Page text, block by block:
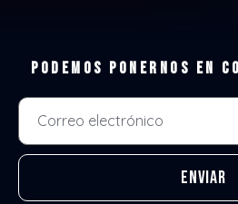
Podemos ponernos en
Enviar